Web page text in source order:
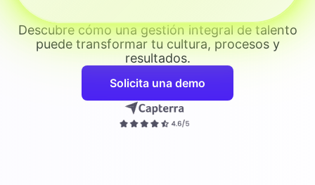
Descubre cómo una gestión integral de talento
puede transformar tu cultura, procesos y
resultados.
Solicita una demo